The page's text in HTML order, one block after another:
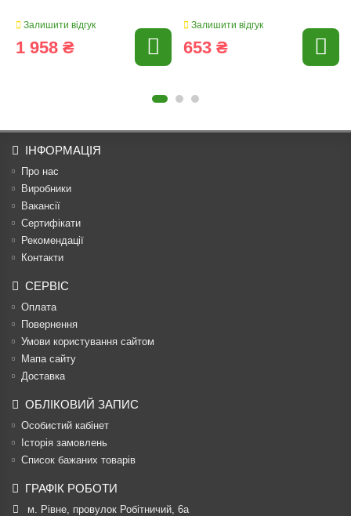
Залишити відгук
1 958 ₴
Залишити відгук
653 ₴
ІНФОРМАЦІЯ
Про нас
Виробники
Вакансії
Сертифікати
Рекомендації
Контакти
СЕРВІС
Оплата
Повернення
Умови користування сайтом
Мапа сайту
Доставка
ОБЛІКОВИЙ ЗАПИС
Особистий кабінет
Історія замовлень
Список бажаних товарів
ГРАФІК РОБОТИ
м. Рівне, провулок Робітничий, 6а